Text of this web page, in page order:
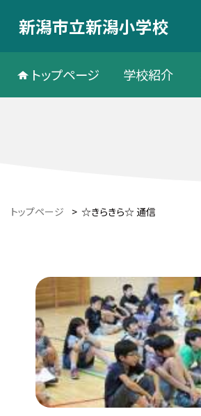
新潟市立新潟小学校
トップページ 学校紹介
トップページ > ☆きらきら☆ 通信